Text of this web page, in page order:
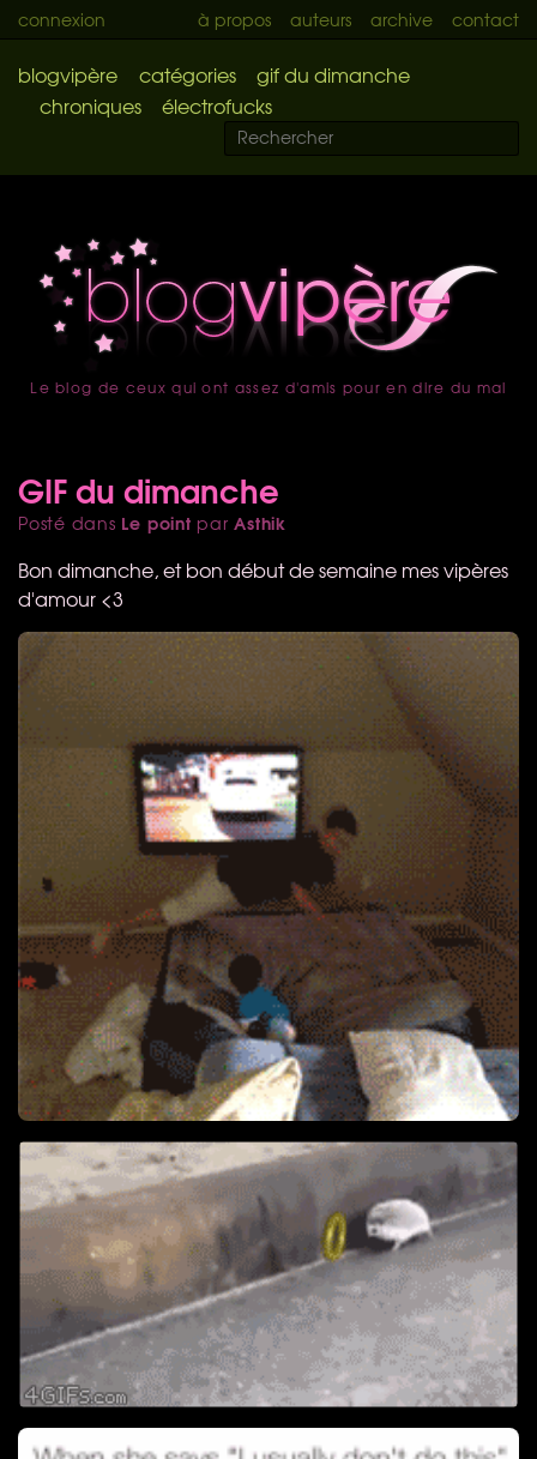
connexion à propos auteurs archive contact
blogvipère catégories
gif du dimanche
chroniques
électrofucks
accueil
Le blog de ceux qui ont assez d'amis pour en dire du mal
GIF du dimanche
Posté dans Le point parAsthik
Bon dimanche, et bon début de semaine mes vipères
d'amour <3